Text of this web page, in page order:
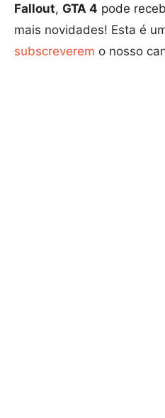
Fallout, GTA 4 pode
mais novidades! Esta é
subscreverem o nosso